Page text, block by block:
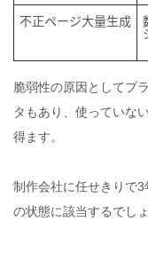
不正ページ大量生成
脆弱性の原因としてプ
タもあり、使っていな
得ます。
制作会社に任せきりで
の状態に該当するでしょ